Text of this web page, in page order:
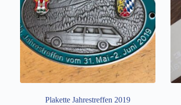
Plakette Jahrestreffen 2019